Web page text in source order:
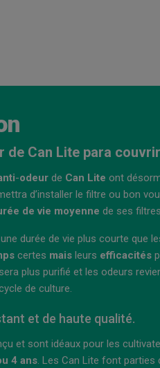
de Can Lite para
-odeur de Can Lite ont
d’installer le filtre ou bon
de vie moyenne de ses
durée de vie plus courte que
certes mais leurs efficacités
plus purifié et les odeurs
de culture.
et de haute qualité.
et sont idéaux pour les
4 ans. Les Can Lite font parties